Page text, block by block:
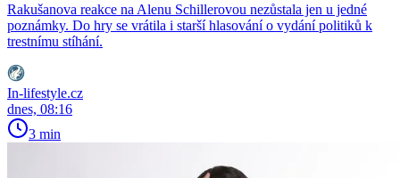
Rakušanova reakce na Alenu Schillerovou nezůstala jen u jedné
poznámky. Do hry se vrátila i starší hlasování o vydání politiků k
trestnímu stíhání.
In-lifestyle.cz
dnes, 08:16
3 min